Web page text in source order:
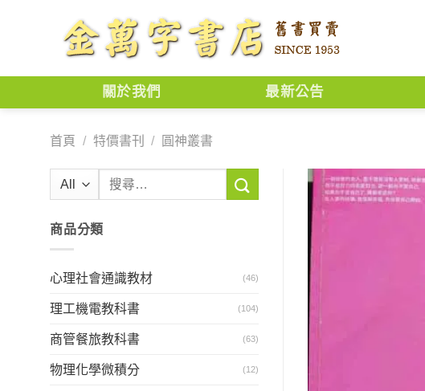
關於我們 最新公告
首頁 / 特價書刊 / 圓神叢書
鍵
商品分類
心理社會通識教材 (46)
理工機電教科書 (104)
商管餐旅教科書 (63)
物理化學微積分 (12)